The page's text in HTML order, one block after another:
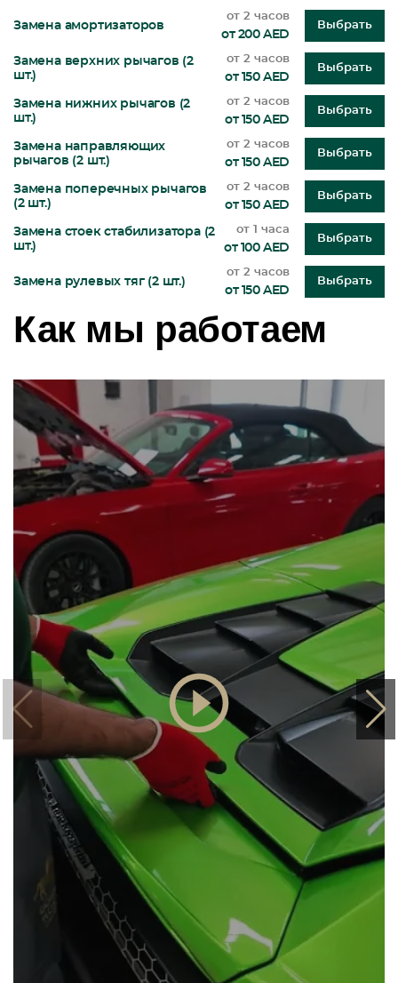
Замена амортизаторов
от 2 часов
от 200 AED
Выбрать
Замена верхних рычагов (2
шт.)
от 2 часов
от 150 AED
Выбрать
Замена нижних рычагов (2
шт.)
от 2 часов
от 150 AED
Выбрать
Замена направляющих
рычагов (2 шт.)
от 2 часов
от 150 AED
Выбрать
Замена поперечных рычагов
(2 шт.)
от 2 часов
от 150 AED
Выбрать
Замена стоек стабилизатора (2
шт.)
от 1 часа
от 100 AED
Выбрать
Замена рулевых тяг (2 шт.)
от 2 часов
от 150 AED
Выбрать
Как мы работаем